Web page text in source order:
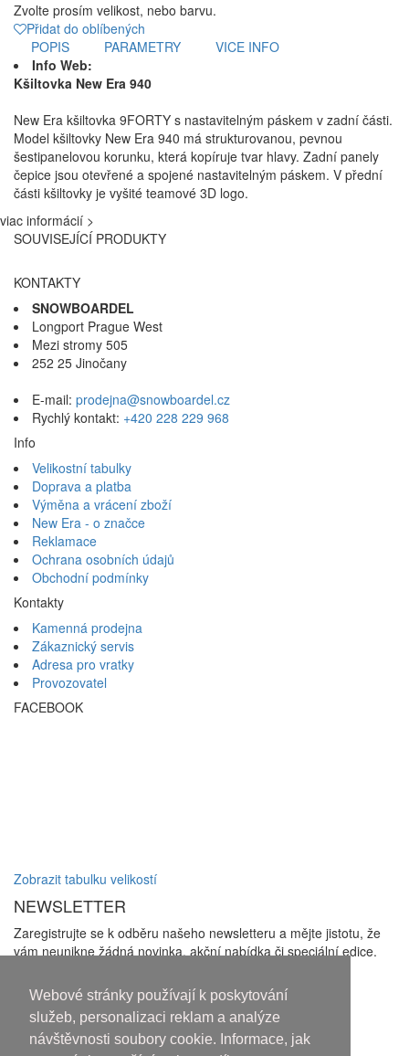
Webové stránky používají k poskytování
služeb, personalizaci reklam a analýze
návštěvnosti soubory cookie. Informace, jak
Zvolte prosím velikost, nebo barvu.
Přidat do oblíbených
POPIS
PARAMETRY
VICE INFO
Info Web:
Kšiltovka New Era 940
New Era kšiltovka 9FORTY s nastavitelným páskem v zadní části.
Model kšiltovky New Era 940 má strukturovanou, pevnou
šestipanelovou korunku, která kopíruje tvar hlavy. Zadní panely
čepice jsou otevřené a spojené nastavitelným páskem. V přední
části kšiltovky je vyšité teamové 3D logo.
viac informácií >
SOUVISEJÍCÍ PRODUKTY
KONTAKTY
SNOWBOARDEL
Longport Prague West
Mezi stromy 505
252 25 Jinočany
E-mail: prodejna@snowboardel.cz
Rychlý kontakt: +420 228 229 968
Info
Velikostní tabulky
Doprava a platba
Výměna a vrácení zboží
New Era - o značce
Reklamace
Ochrana osobních údajů
Obchodní podmínky
Kontakty
Kamenná prodejna
Zákaznický servis
Adresa pro vratky
Provozovatel
FACEBOOK
Zobrazit tabulku velikostí
NEWSLETTER
Zaregistrujte se k odběru našeho newsletteru a mějte jistotu, že
vám neunikne žádná novinka, akční nabídka či speciální edice.
newsletterů a sezpracováním osobních údajů
Odhlásit odběr